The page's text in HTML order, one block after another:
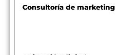
Consultoría de marketing